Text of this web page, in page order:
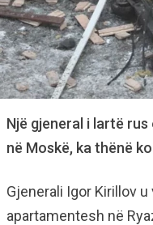
Një gjeneral i lartë
në Moskë, ka thënë
Gjenerali Igor Kirillov
apartamentesh në